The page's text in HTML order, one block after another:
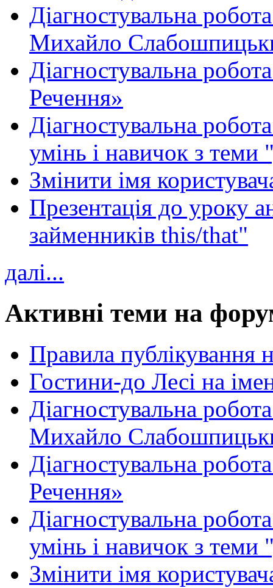
Діагностувальна
Михайло
Діагностувальна
Речення»
Діагностувальна
умінь і навичок з теми
Змінити імя
Презентація до уроку
займенників this/that"
далі...
Активні теми на
Правила публікування
Гостини-до Лесі на
Діагностувальна
Михайло
Діагностувальна
Речення»
Діагностувальна
умінь і навичок з теми
Змінити імя